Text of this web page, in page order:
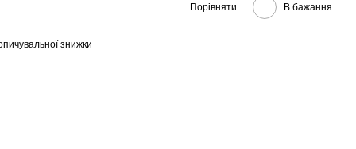
Порівняти В бажання
знижки